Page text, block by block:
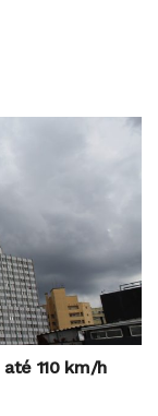
110 km/h